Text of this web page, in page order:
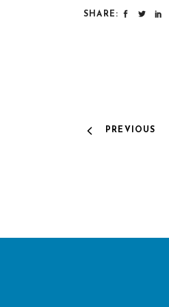
SHARE:
PREVIOUS